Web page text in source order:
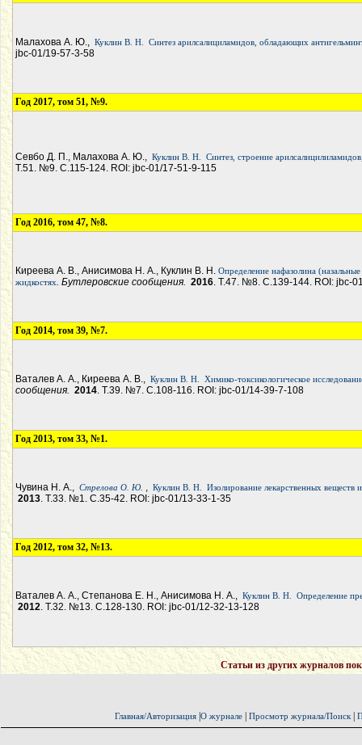
Малахова А. Ю., Куклин В. Н. Синтез арилсалициламидов, обладающих
jbc-01/19-57-3-58
Год 2017, том 51, №9.
Севбо Д. П., Малахова А. Ю., Куклин В. Н. Синтез, строение
Т.51. №9. С.115-124. ROI: jbc-01/17-51-9-115
Год 2016, том 47, №8.
Киреева А. В., Анисимова Н. А., Куклин В. Н. Определение нафазолина
жидкостях. Бутлеровские сообщения. 2016. Т.47. №8. С.139-144. ROI: jbc-
Год 2014, том 39, №7.
Ваталев А. А., Киреева А. В., Куклин В. Н. Химико-токсикологическое
сообщения. 2014. Т.39. №7. С.108-116. ROI: jbc-01/14-39-7-108
Год 2013, том 33, №1.
Чувина Н. А., Стрелова О. Ю. , Куклин В. Н. Изолирование лекарственных веществ
2013. Т.33. №1. С.35-42. ROI: jbc-01/13-33-1-35
Год 2012, том 32, №13.
Ваталев А. А., Степанова Е. Н., Анисимова Н. А., Куклин В. Н. Определение
2012. Т.32. №13. С.128-130. ROI: jbc-01/12-32-13-128
Статьи из других журналов
Главная/Авторизация| О журнале| Просмотр журнала/Поиск|